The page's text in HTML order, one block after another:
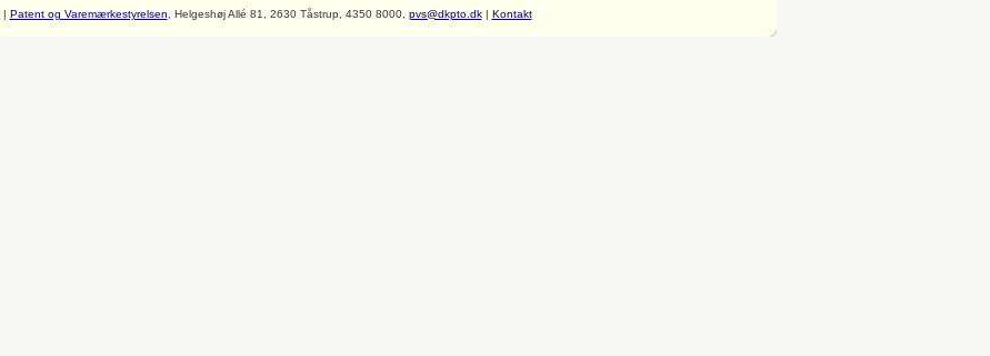
| Patent og Varemærkestyrelsen , Helgeshøj Allé 81, 2630 Tåstrup, 4350 8000, pvs@dkpto.dk| Kontakt